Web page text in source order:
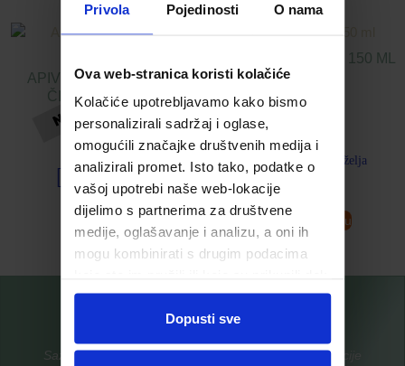
Privola Pojedinosti O nama
Ova web-stranica koristi kolačiće
Kolačiće upotrebljavamo kako bismo
personalizirali sadržaj i oglase,
omogućili značajke društvenih medija i
analizirali promet. Isto tako, podatke o
vašoj upotrebi naše web-lokacije
dijelimo s partnerima za društvene
medije, oglašavanje i analizu, a oni ih
mogu kombinirati s drugim podacima
ste upotrebljavali njihove usluge.
Dopusti sve
APIVITA CRNI GEL ZA
ČIŠĆENJE LICA
Pročitaj više
IRIX FORTE SPREJ 150 ML
18,58
Dodaj u listu želja
Dodaj u košaricu
Saznajte prvi za nove proizvode i ekskluzivne promocije